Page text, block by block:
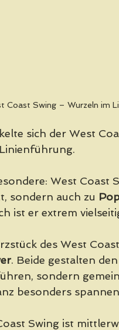
Coast Swing – Wurzeln im
sich der West
West Coast
sondern auch zu
ist er extrem
des West
. Beide gestalten
sondern
besonders
Swing ist